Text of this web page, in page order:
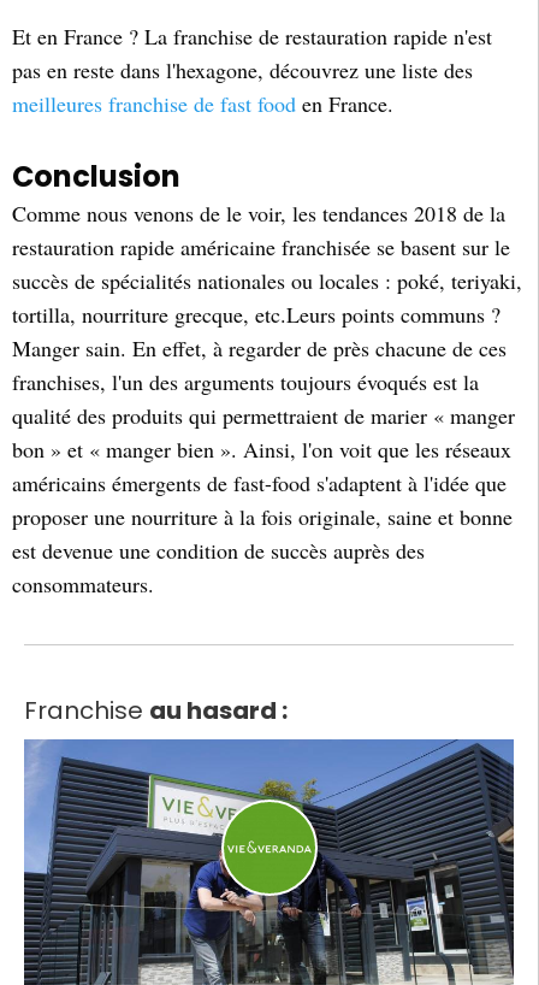
Et en France ? La franchise de restauration rapide n'est
pas en reste dans l'hexagone, découvrez une liste des
meilleures franchise de fast food en France.
Conclusion
Comme nous venons de le voir, les tendances 2018 de la
restauration rapide américaine franchisée se basent sur le
succès de spécialités nationales ou locales : poké, teriyaki,
tortilla, nourriture grecque, etc.Leurs points communs ?
Manger sain. En effet, à regarder de près chacune de ces
franchises, l'un des arguments toujours évoqués est la
qualité des produits qui permettraient de marier « manger
bon » et « manger bien ». Ainsi, l'on voit que les réseaux
américains émergents de fast-food s'adaptent à l'idée que
proposer une nourriture à la fois originale, saine et bonne
est devenue une condition de succès auprès des
consommateurs.
Franchise au hasard :